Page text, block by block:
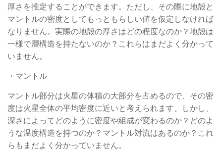
厚さを推定することができます。ただし、その際に地殻と
マントルの密度としてもっともらしい値を仮定しなければ
なりません。実際の地殻の厚さはどの程度なのか？地殻は
一様で層構造を持たないのか？これらはまだよく分かって
いません。
・マントル
マントル部分は火星の体積の大部分を占めるので、その密
度は火星全体の平均密度に近いと考えられます。しかし、
深さによってどのように密度や組成が変わるのか？どのよ
うな温度構造を持つのか？マントル対流はあるのか？これ
らもまだよく分かっていません。